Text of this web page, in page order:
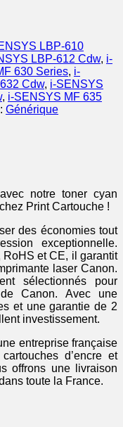
LBP-610
LBP-612 Cdw, i-
630 Series, i-
Cdw, i-SENSYS
, i-SENSYS MF 635
Générique
notre toner cyan
Print Cartouche !
des économies tout
exceptionnelle.
et CE, il garantit
laser Canon.
sélectionnés pour
Canon. Avec une
et une garantie de 2
investissement.
entreprise française
d’encre et
offrons une livraison
toute la France.